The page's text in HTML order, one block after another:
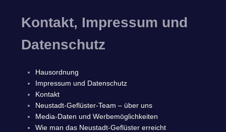
Kontakt, Impressum und
Datenschutz
Hausordnung
Impressum und Datenschutz
Kontakt
Neustadt-Geflüster-Team – über uns
Media-Daten und Werbemöglichkeiten
Wie man das Neustadt-Geflüster erreicht